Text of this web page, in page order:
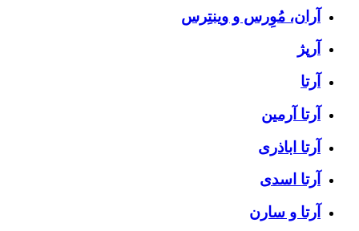
آران، مُوِرس و وینتِرس
آرپژ
آرتا
آرتا آرمین
آرتا اباذری
آرتا اسدی
آرتا و سارن